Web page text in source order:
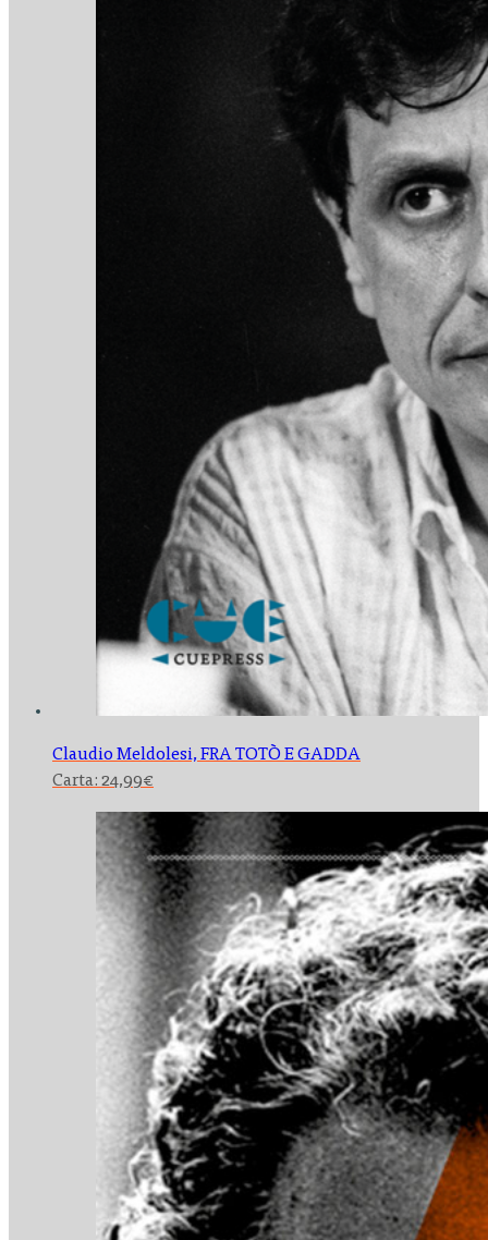
Claudio Meldolesi,FRA TOTÒ E GADDA
Carta: 24,99€